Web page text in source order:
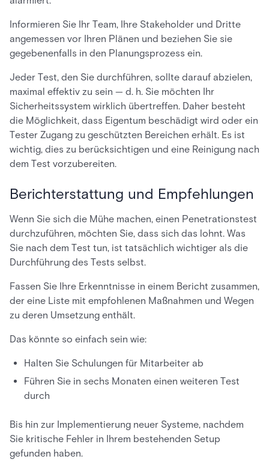
Informieren Sie Ihr Team, Ihre Stakeholder und Dritte
angemessen vor Ihren Plänen und beziehen Sie sie
gegebenenfalls in den Planungsprozess ein.
Jeder Test, den Sie durchführen, sollte darauf abzielen,
maximal effektiv zu sein — d. h. Sie möchten Ihr
Sicherheitssystem wirklich übertreffen. Daher besteht
die Möglichkeit, dass Eigentum beschädigt wird oder ein
Tester Zugang zu geschützten Bereichen erhält. Es ist
wichtig, dies zu berücksichtigen und eine Reinigung nach
dem Test vorzubereiten.
Berichterstattung und Empfehlungen
Wenn Sie sich die Mühe machen, einen Penetrationstest
durchzuführen, möchten Sie, dass sich das lohnt. Was
Sie nach dem Test tun, ist tatsächlich wichtiger als die
Durchführung des Tests selbst.
Fassen Sie Ihre Erkenntnisse in einem Bericht zusammen,
der eine Liste mit empfohlenen Maßnahmen und Wegen
zu deren Umsetzung enthält.
Das könnte so einfach sein wie:
Halten Sie Schulungen für Mitarbeiter ab
Führen Sie in sechs Monaten einen weiteren Test
durch
Bis hin zur Implementierung neuer Systeme, nachdem
Sie kritische Fehler in Ihrem bestehenden Setup
gefunden haben.